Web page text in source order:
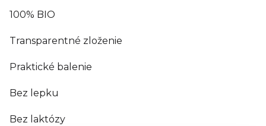
100% BIO
Transparentné zloženie
Praktické balenie
Bez lepku
Bez laktózy